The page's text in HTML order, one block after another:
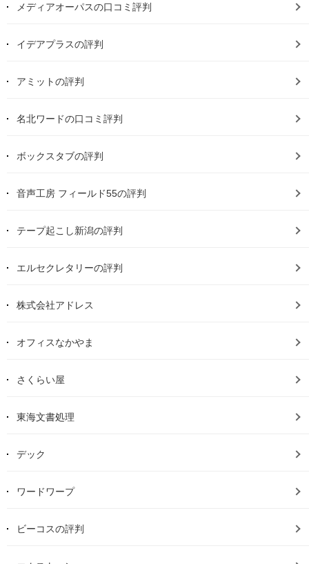
メディアオーパスの口コミ評判
イデアプラスの評判
アミットの評判
名北ワードの口コミ評判
ボックスタブの評判
音声工房 フィールド55の評判
テープ起こし新潟の評判
エルセクレタリーの評判
株式会社アドレス
オフィスなかやま
さくらい屋
東海文書処理
デック
ワードワープ
ビーコスの評判